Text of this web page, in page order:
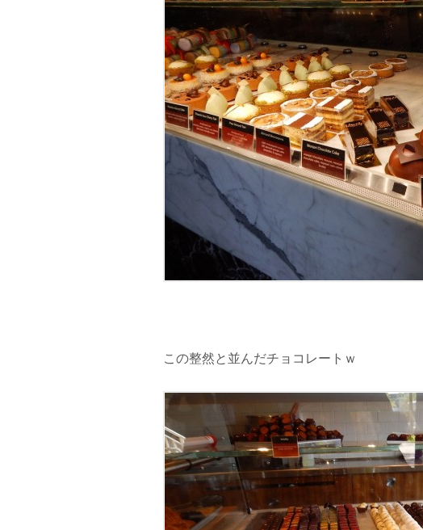
この整然と並んだチョコレートｗ